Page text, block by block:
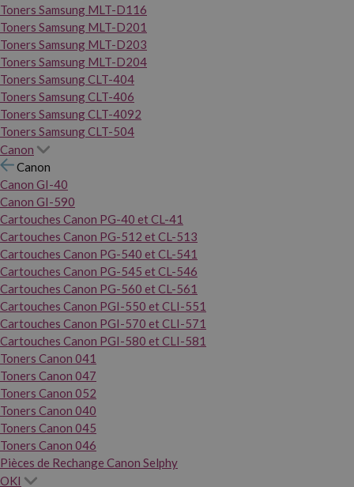
Toners Samsung MLT-D116
Toners Samsung MLT-D201
Toners Samsung MLT-D203
Toners Samsung MLT-D204
Toners Samsung CLT-404
Toners Samsung CLT-406
Toners Samsung CLT-4092
Toners Samsung CLT-504
Canon
Canon
Canon GI-40
Canon GI-590
Cartouches Canon PG-40 et CL-41
Cartouches Canon PG-512 et CL-513
Cartouches Canon PG-540 et CL-541
Cartouches Canon PG-545 et CL-546
Cartouches Canon PG-560 et CL-561
Cartouches Canon PGI-550 et CLI-551
Cartouches Canon PGI-570 et CLI-571
Cartouches Canon PGI-580 et CLI-581
Toners Canon 041
Toners Canon 047
Toners Canon 052
Toners Canon 040
Toners Canon 045
Toners Canon 046
Pièces de Rechange Canon Selphy
OKI